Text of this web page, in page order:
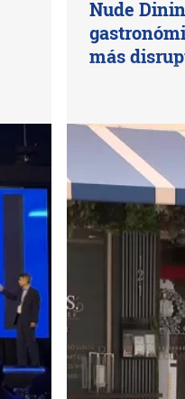
Nude
más